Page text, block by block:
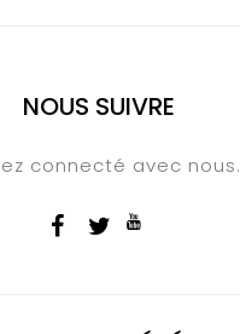
NOUS SUIVRE
connecté avec nous.